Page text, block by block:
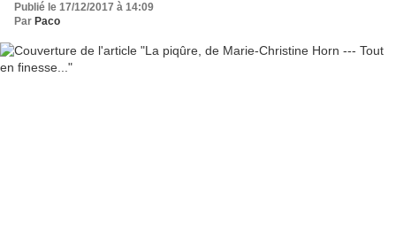
Publié le 17/12/2017 à 14:09
Par Paco